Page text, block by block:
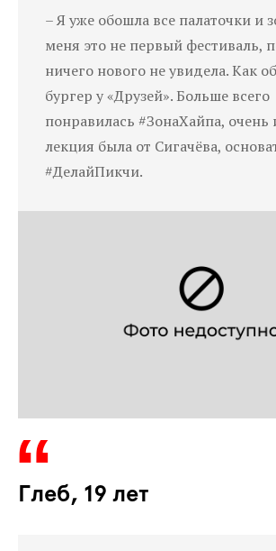
– Я уже обошла все палаточки и
меня это не первый фестиваль,
ничего нового не увидела. Как
бургер у «Друзей». Больше всего
понравилась #ЗонаХайпа, очень
лекция была от Сигачёва,
#ДелайПикчи.
Глеб, 19 лет